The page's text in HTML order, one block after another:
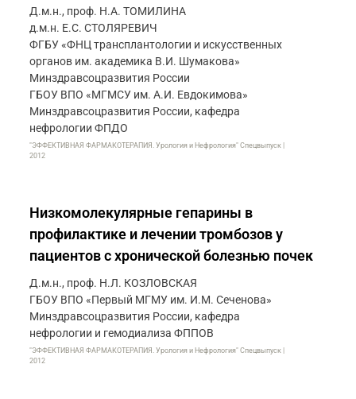
Д.м.н., проф. Н.А. ТОМИЛИНА
д.м.н. Е.С. СТОЛЯРЕВИЧ
ФГБУ «ФНЦ трансплантологии и искусственных
органов им. академика В.И. Шумакова»
Минздравсоцразвития России
ГБОУ ВПО «МГМСУ им. А.И. Евдокимова»
Минздравсоцразвития России, кафедра
нефрологии ФПДО
"ЭФФЕКТИВНАЯ ФАРМАКОТЕРАПИЯ. Урология и Нефрология" Спецвыпуск |
2012
Низкомолекулярные гепарины в
профилактике и лечении тромбозов у
пациентов с хронической болезнью почек
Д.м.н., проф. Н.Л. КОЗЛОВСКАЯ
ГБОУ ВПО «Первый МГМУ им. И.М. Сеченова»
Минздравсоцразвития России, кафедра
нефрологии и гемодиализа ФППОВ
"ЭФФЕКТИВНАЯ ФАРМАКОТЕРАПИЯ. Урология и Нефрология" Спецвыпуск |
2012